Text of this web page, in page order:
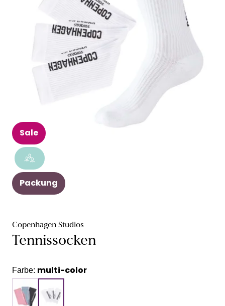
Sale
Packung
Copenhagen Studios
Tennissocken
Farbe: multi-color